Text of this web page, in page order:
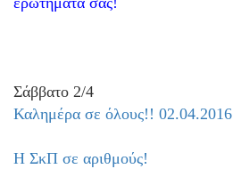
Σάββατο 2/4
Καλημέρα σε όλους!! 02.04.2016
Η ΣκΠ σε αριθμούς!